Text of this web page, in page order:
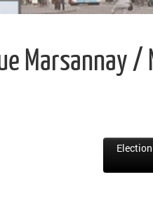
Marsannay /